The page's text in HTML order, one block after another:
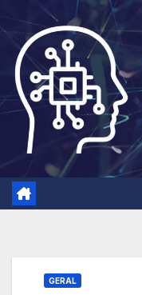
to
content
GERAL